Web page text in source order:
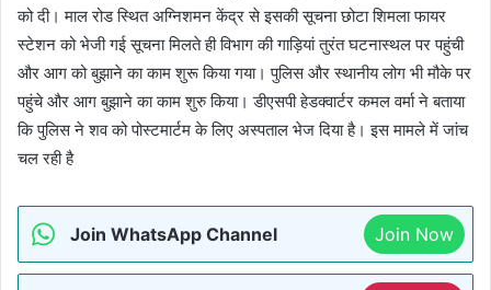
को दी। माल रोड स्थित अग्निशमन केंद्र से इसकी सूचना छोटा शिमला फायर
स्टेशन को भेजी गई सूचना मिलते ही विभाग की गाड़ियां तुरंत घटनास्थल पर पहुंची
और आग को बुझाने का काम शुरू किया गया। पुलिस और स्थानीय लोग भी मौके पर
पहुंचे और आग बुझाने का काम शुरु किया। डीएसपी हेडक्वार्टर कमल वर्मा ने बताया
कि पुलिस ने शव को पोस्टमार्टम के लिए अस्पताल भेज दिया है। इस मामले में जांच
चल रही है
Join WhatsApp Channel Join Now